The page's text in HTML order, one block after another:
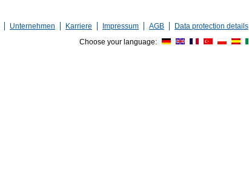
Unternehmen Karriere Impressum AGB Data protection details
Choose your language: